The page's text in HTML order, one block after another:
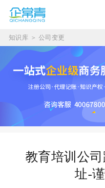
知识库 ＞ 公司变更
教育培训公
址-